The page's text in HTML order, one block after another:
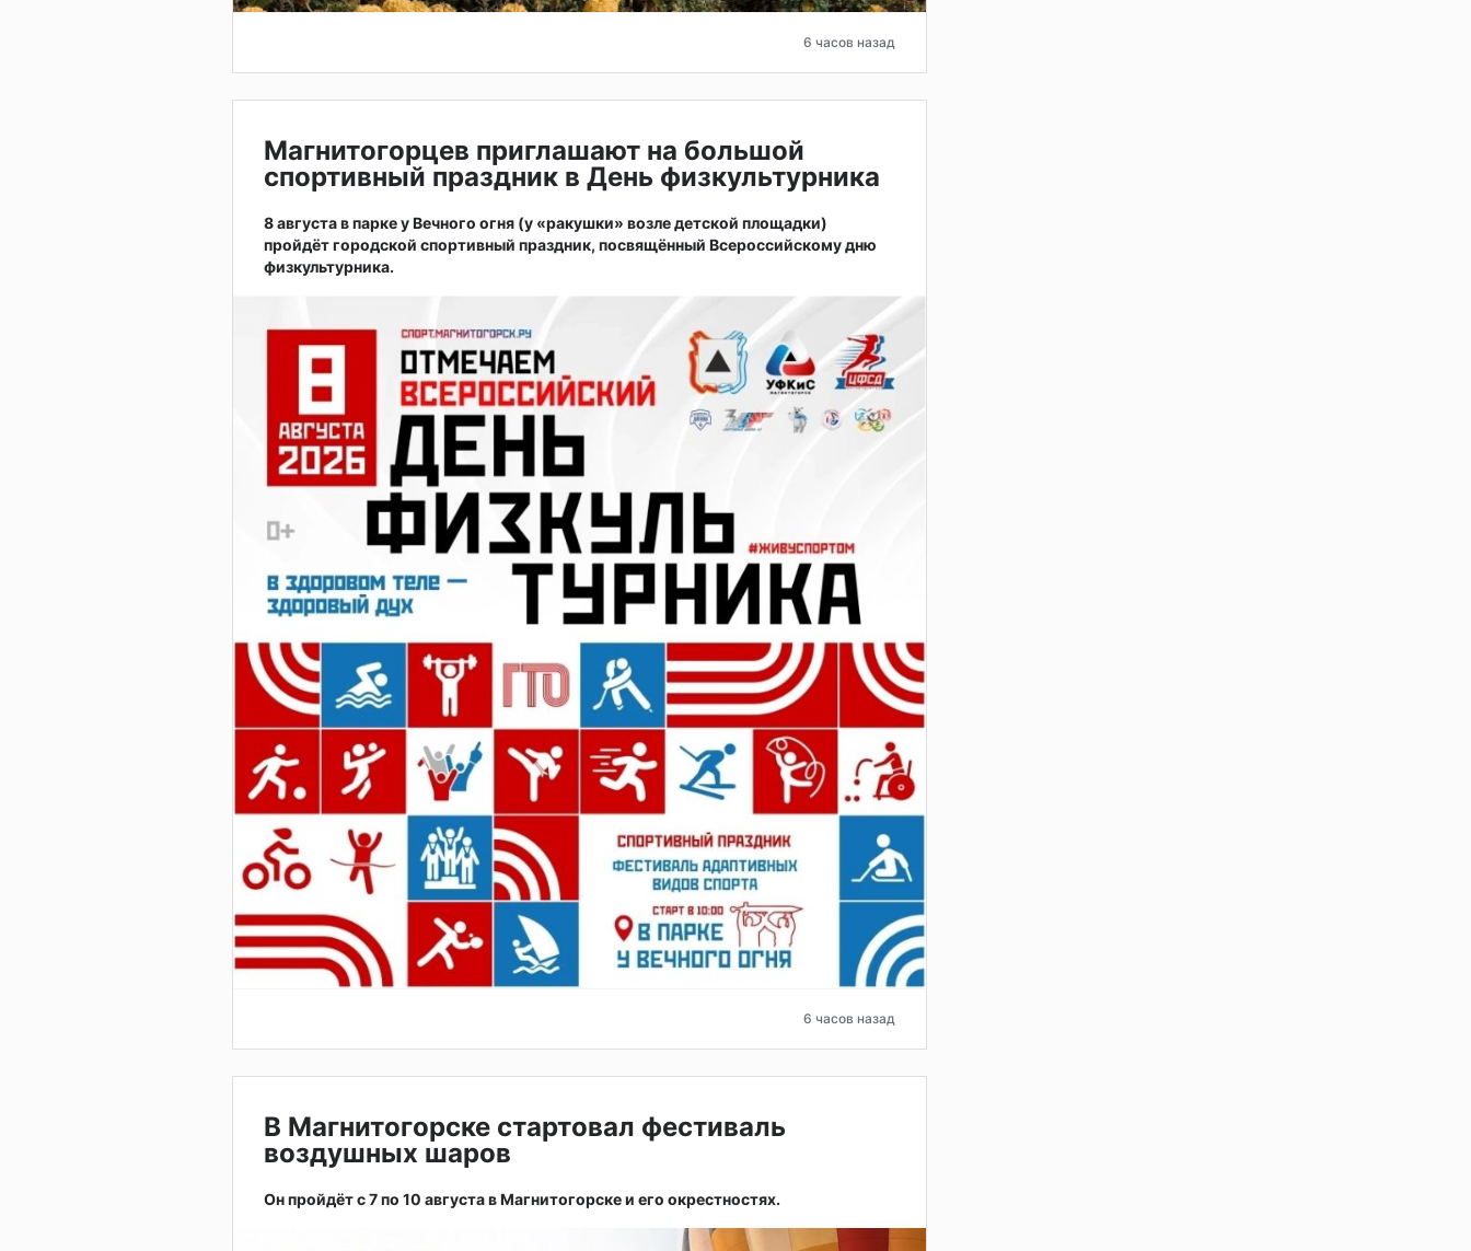
6 часов назад
Магнитогорцев приглашают на большой
спортивный праздник в День физкультурника
8 августа в парке у Вечного огня (у «ракушки» возле детской площадки)
пройдёт городской спортивный праздник, посвящённый Всероссийскому дню
физкультурника.
6 часов назад
В Магнитогорске стартовал фестиваль
воздушных шаров
Он пройдёт с 7 по 10 августа в Магнитогорске и его окрестностях.